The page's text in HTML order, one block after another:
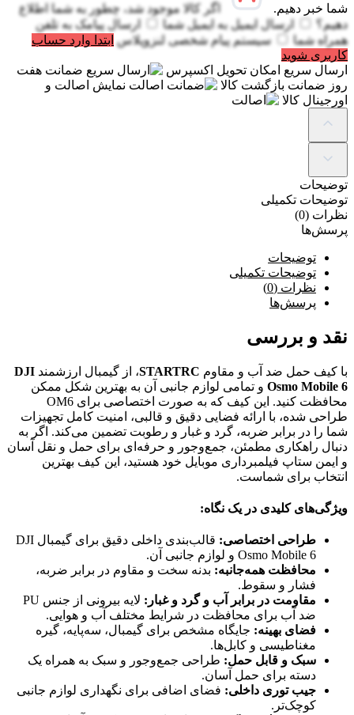
شما خبر دهیم.
اگر کالا موجود شد، چطور به شما اطلاع
دهیم؟
ارسال ایمیل به ایمیل شما ارسال پیامک به تلفن
همراه شما
سیستم پیام شخصی لنزوپلاس ابتدا وارد حساب
کاربری شوید
ارسال سریع امکان تحویل اکسپرس ضمانت هفت
روز ضمانت بازگشت کالا
اصالت نمایش اصالت و
اورجینال کالا
توضیحات
توضیحات تکمیلی
نظرات (0)
پرسش‌ها
توضیحات
توضیحات تکمیلی
نظرات (0)
پرسش‌ها
نقد و بررسی
با کیف حمل ضد آب و مقاوم STARTRC، از گیمبال ارزشمند DJI
Osmo Mobile 6 و تمامی لوازم جانبی آن به بهترین شکل ممکن
محافظت کنید. این کیف که به صورت اختصاصی برای OM6
طراحی شده، با ارائه فضایی دقیق و قالبی، امنیت کامل تجهیزات
شما را در برابر ضربه، گرد و غبار و رطوبت تضمین می‌کند. اگر به
دنبال راهکاری مطمئن، جمع‌وجور و حرفه‌ای برای حمل و نقل آسان
و ایمن ستاپ فیلمبرداری موبایل خود هستید، این کیف بهترین
انتخاب برای شماست.
ویژگی‌های کلیدی در یک نگاه:
طراحی اختصاصی:
قالب‌بندی داخلی دقیق برای گیمبال DJI
Osmo Mobile 6 و لوازم جانبی آن.
محافظت همه‌جانبه: بدنه سخت و مقاوم در برابر ضربه،
فشار و سقوط.
مقاومت در برابر آب و گرد و غبار:
لایه بیرونی از جنس PU
ضد آب برای محافظت در شرایط مختلف آب و هوایی.
فضای بهینه: جایگاه مشخص برای گیمبال، سه‌پایه، گیره
مغناطیسی و کابل‌ها.
سبک و قابل حمل: طراحی جمع‌وجور و سبک به همراه یک
دسته برای حمل آسان.
جیب توری داخلی: فضای اضافی برای نگهداری لوازم جانبی
کوچک‌تر.